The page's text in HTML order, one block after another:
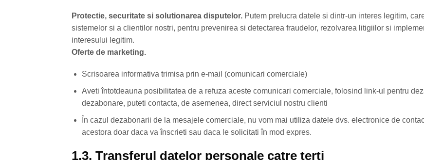
Protectie, securitate si solutionarea disputelor. Putem prelucra datele si dintr-un interes legitim,
sistemelor si a clientilor nostri, pentru prevenirea si detectarea fraudelor, rezolvarea litigiilor si
interesului legitim.
Oferte de marketing.
Scrisoarea informativa trimisa prin e-mail (comunicari comerciale)
Aveti întotdeauna posibilitatea de a refuza aceste comunicari comerciale, folosind link-ul pentru
dezabonare, puteti contacta, de asemenea, direct serviciul nostru clienti
În cazul dezabonarii de la mesajele comerciale, nu vom mai utiliza datele dvs. electronice de
acestora doar daca va înscrieti sau daca le solicitati în mod expres.
1.3. Transferul datelor personale catre terti